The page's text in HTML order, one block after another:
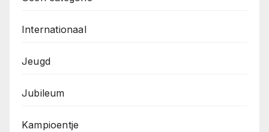
Internationaal
Jeugd
Jubileum
Kampioentje